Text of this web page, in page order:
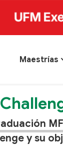
Maestrías
y su